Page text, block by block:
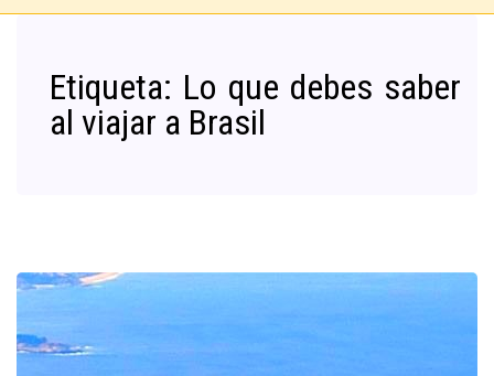
Etiqueta: Lo que debes saber
al viajar a Brasil